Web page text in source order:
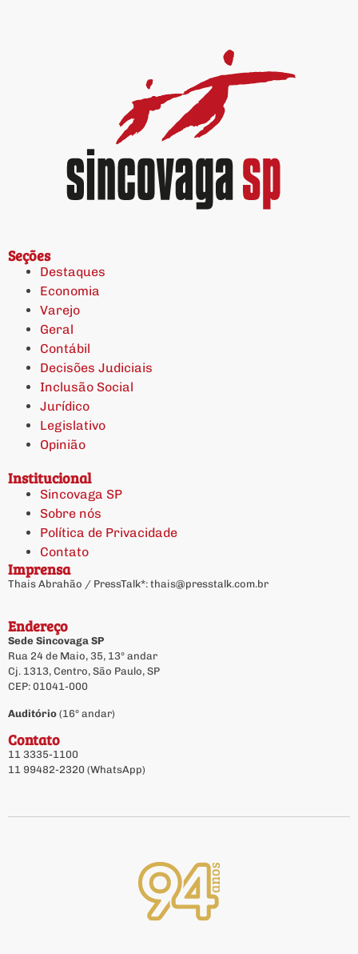
Seções
Destaques
Economia
Varejo
Geral
Contábil
Decisões Judiciais
Inclusão Social
Jurídico
Legislativo
Opinião
Institucional
Sincovaga SP
Sobre nós
Política de Privacidade
Contato
Imprensa
Thais Abrahão / PressTalk*: thais@presstalk.com.br
Endereço
Sede Sincovaga SP
Rua 24 de Maio, 35, 13º andar
Cj. 1313, Centro, São Paulo, SP
CEP: 01041-000
Auditório (16º andar)
Contato
11 3335-1100
11 99482-2320 (WhatsApp)